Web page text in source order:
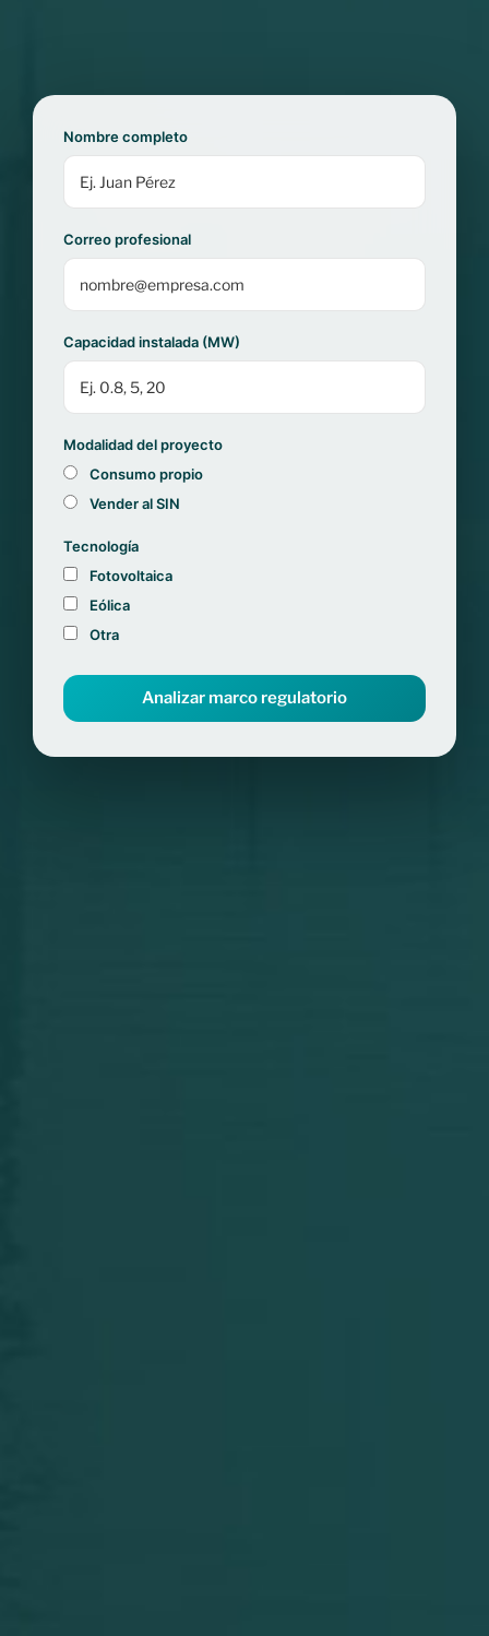
Nombre completo
Correo profesional
Capacidad instalada (MW)
Modalidad del proyecto
Consumo propio
Vender al SIN
Tecnología
Fotovoltaica
Eólica
Otra
Analizar marco regulatorio